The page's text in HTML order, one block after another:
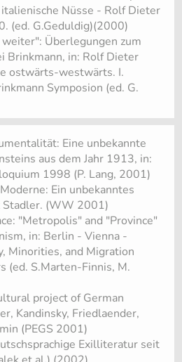
Nüsse - Rolf Dieter
(ed. G.Geduldig)(2000)
Überlegungen zum
Brinkmann, in: Rolf Dieter
ostwärts-westwärts. I.
Symposion (ed. G.
Eine unbekannte
aus dem Jahr 1913, in:
1998 (P. Lang, 2001)
Ein unbekanntes
Stadler. (WW 2001)
"Metropolis" and "Province"
in: Berlin - Vienna -
Minorities, and Migration
(ed. S.Marten-Finnis, M.
project of German
Kandinsky, Friedlaender,
(PEGS 2001)
Exilliteratur seit